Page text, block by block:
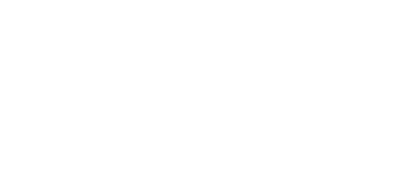
C ในตัว - สี Black ชิ้น